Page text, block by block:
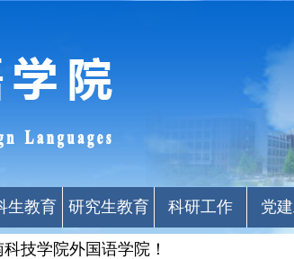
生教育 研究生教育 科研工作 党
技学院外国语学院！